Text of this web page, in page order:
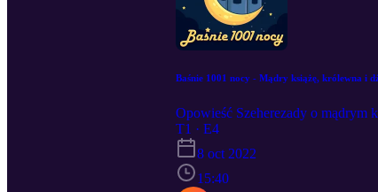
Baśnie 1001 nocy - Mądry książę, królewna i
Opowieść Szeherezady o mądrym
T1 · E4
8 oct 2022
15:40